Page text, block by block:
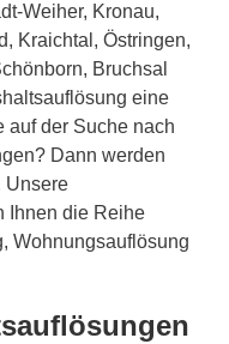
Weiher, Kronau,
Kraichtal, Östringen,
Bruchsal
eine
auf der Suche nach
Dann werden
Unsere
Ihnen die Reihe
Wohnungsauflösung